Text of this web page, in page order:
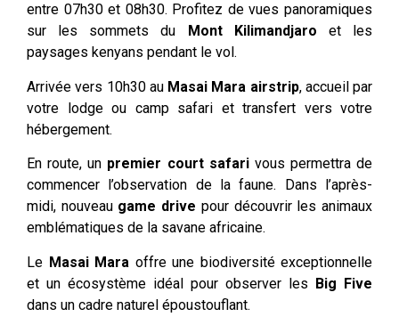
entre 07h30 et 08h30. Profitez de vues panoramiques
sur les sommets du
Mont Kilimandjaro et les
paysages kenyans pendant le vol.
Arrivée vers 10h30 au Masai Mara airstrip, accueil par
votre lodge ou camp safari et transfert vers votre
hébergement.
En route, un premier court safarivous permettra de
commencer l’observation de la faune. Dans l’après-
midi, nouveau game drive pour découvrir les animaux
emblématiques de la savane africaine.
Le Masai Mara offre une biodiversité exceptionnelle
et un écosystème idéal pour observer les Big Five
dans un cadre naturel époustouflant.